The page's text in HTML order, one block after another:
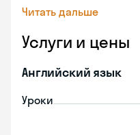
Читать дальше
Услуги и цены
Английский язык
Уроки